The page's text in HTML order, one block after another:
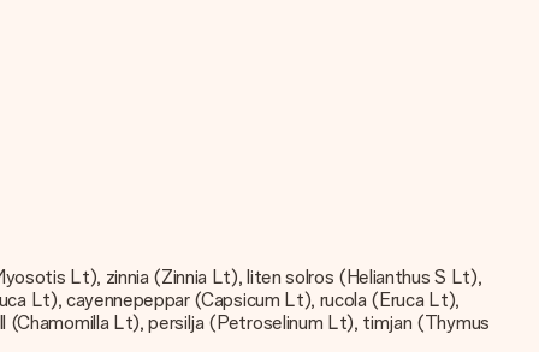
Lt), zinnia (Zinnia Lt), liten solros (Helianthus S Lt),
Lt), cayennepeppar (Capsicum Lt), rucola (Eruca Lt),
Lt), persilja (Petroselinum Lt), timjan (Thymus